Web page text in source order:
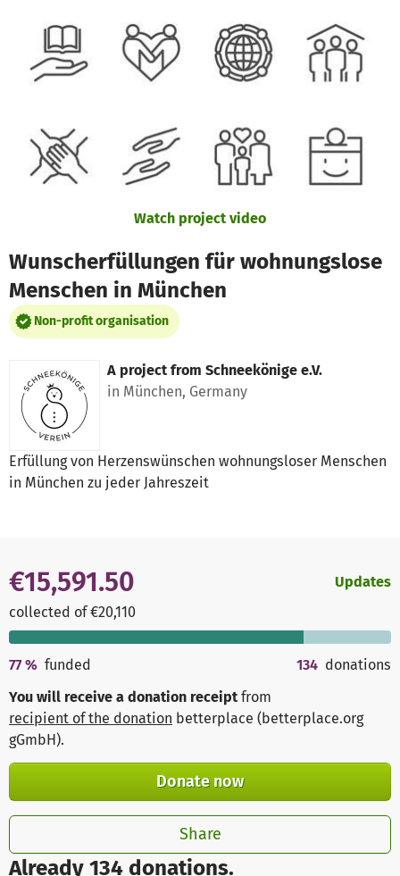
Watch project video
Wunscherfüllungen für wohnungslose
Menschen in München
Non-profit organisation
A project from Schneekönige e.V.
in München, Germany
Erfüllung von Herzenswünschen wohnungsloser Menschen
in München zu jeder Jahreszeit
Already 134 donations.
€15,591.50
collected of €20,110
Updates
77% funded 134 donations
You will receive a donation receipt from
recipient of the donation betterplace (betterplace.org
gGmbH).
Donate now
Share